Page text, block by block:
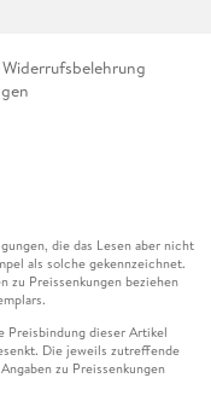
Widerrufsbelehrung
die das Lesen aber nicht
als solche gekennzeichnet.
zu Preissenkungen beziehen
Preisbindung dieser Artikel
Die jeweils zutreffende
zu Preissenkungen